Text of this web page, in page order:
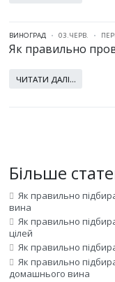
ВИНОГРАД 03.ЧЕРВ.
Як правильно
ЧИТАТИ ДАЛІ...
Більше
Як правильно
вина
Як правильно
цілей
Як правильно
Як правильно
домашнього вина